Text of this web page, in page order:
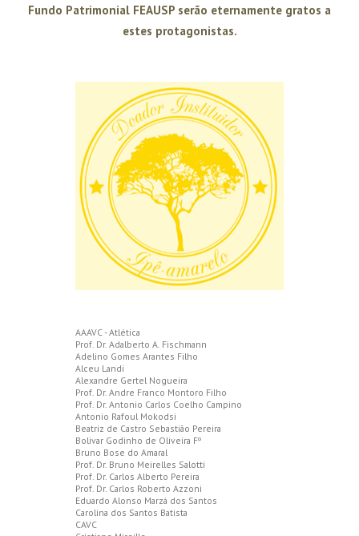
Fundo Patrimonial FEAUSP serão eternamente gratos a
estes protagonistas.
AAAVC - Atlética
Prof. Dr. Adalberto A. Fischmann
Adelino Gomes Arantes Filho
Alceu Landi
Alexandre Gertel Nogueira
Prof. Dr. Andre Franco Montoro Filho
Prof. Dr. Antonio Carlos Coelho Campino
Antonio Rafoul Mokodsi
Beatriz de Castro Sebastião Pereira
Bolivar Godinho de Oliveira Fº
Bruno Bose do Amaral
Prof. Dr. Bruno Meirelles Salotti
Prof. Dr. Carlos Alberto Pereira
Prof. Dr. Carlos Roberto Azzoni
Eduardo Alonso Marzá dos Santos
Carolina dos Santos Batista
CAVC